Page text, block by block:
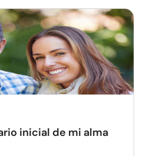
inicial de mi alma